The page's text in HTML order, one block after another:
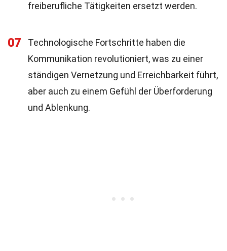
freiberufliche Tätigkeiten ersetzt werden.
07
Technologische Fortschritte haben die
Kommunikation revolutioniert, was zu einer
ständigen Vernetzung und Erreichbarkeit führt,
aber auch zu einem Gefühl der Überforderung
und Ablenkung.